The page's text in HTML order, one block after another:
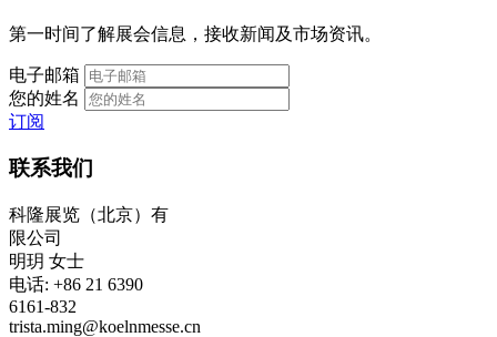
第一时间了解展会信息，接收新闻及市场资讯。
电子邮箱
您的姓名
订阅
联系我们
科隆展览（北京）有
限公司
明玥 女士
电话: +86 21 6390
6161-832
trista.ming@koelnmesse.cn